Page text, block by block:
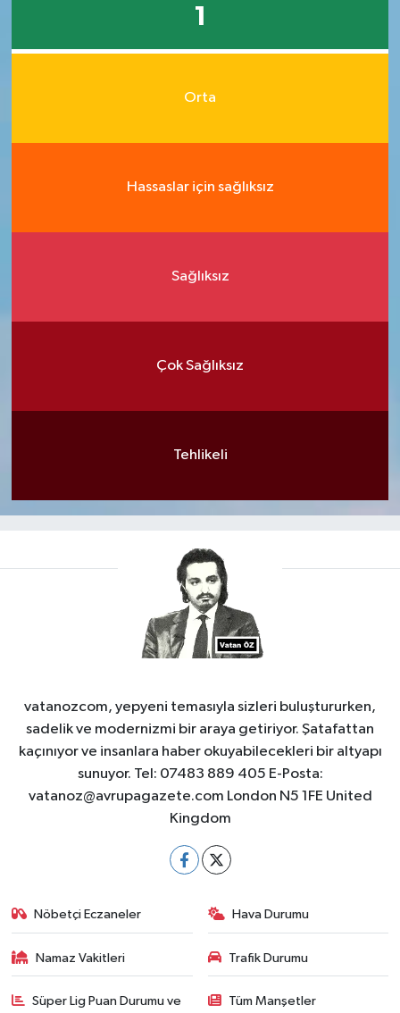
1
Orta
Hassaslar için sağlıksız
Sağlıksız
Çok Sağlıksız
Tehlikeli
vatanozcom, yepyeni temasıyla sizleri buluştururken,
sadelik ve modernizmi bir araya getiriyor. Şatafattan
kaçınıyor ve insanlara haber okuyabilecekleri bir altyapı
sunuyor. Tel: 07483 889 405 E-Posta:
vatanoz@avrupagazete.com London N5 1FE United
Kingdom
Nöbetçi Eczaneler Hava Durumu
Namaz Vakitleri Trafik Durumu
Süper Lig Puan Durumu ve Tüm Manşetler